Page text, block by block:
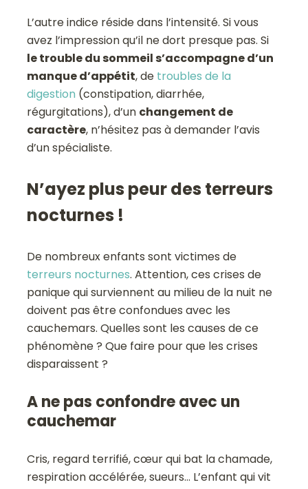
L’autre indice réside dans l’intensité. Si vous
avez l’impression qu’il ne dort presque pas. Si
le trouble du sommeil s’accompagne d’un
manque d’appétit, de troubles de la
digestion (constipation, diarrhée,
régurgitations), d’un changement de
caractère, n’hésitez pas à demander l’avis
d’un spécialiste.
N’ayez plus peur des terreurs
nocturnes !
De nombreux enfants sont victimes de
terreurs nocturnes. Attention, ces crises de
panique qui surviennent au milieu de la nuit ne
doivent pas être confondues avec les
cauchemars. Quelles sont les causes de ce
phénomène ? Que faire pour que les crises
disparaissent ?
A ne pas confondre avec un
cauchemar
Cris, regard terrifié, cœur qui bat la chamade,
respiration accélérée, sueurs… L’enfant qui vit